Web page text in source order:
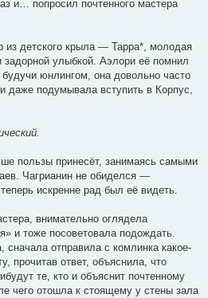
и… попросил почтенного мастера
из детского крыла — Тарра*, молодая
задорной улыбкой. Аэлори её помнил
юнлингом, она довольно часто
даже подумывала вступить в Корпус,
пользы принесёт, занимаясь самыми
Чагрианин не обиделся —
искренне рад был её видеть.
внимательно оглядела
и тоже посоветовала подождать.
сначала отправила с комлинка какое-
прочитав ответ, объяснила, что
те, кто и объяснит почтенному
чего отошла к стоящему у стены зала